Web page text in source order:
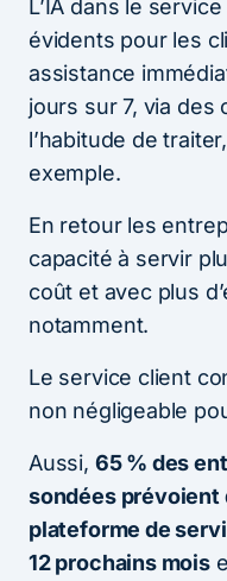
L’IA dans le
évidents pour les
assistance
jours sur 7, via des
l’habitude de
exemple.
En retour les
capacité à servir
coût et avec plus
notamment.
Le service client
non négligeable
Aussi, 65 % des
sondées prévoient
plateforme de
12 prochains mois